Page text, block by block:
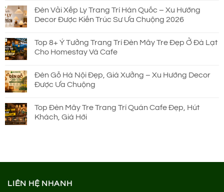
Đèn Vải Xếp Ly Trang Trí Hàn Quốc – Xu Hướng
Decor Được Kiến Trúc Sư Ưa Chuộng 2026
Top 8+ Ý Tưởng Trang Trí Đèn Mây Tre Đẹp Ở Đà Lạt
Cho Homestay Và Cafe
Đèn Gỗ Hà Nội Đẹp, Giá Xưởng – Xu Hướng Decor
Được Ưa Chuộng
Top Đèn Mây Tre Trang Trí Quán Cafe Đẹp, Hút
Khách, Giá Hời
LIÊN HỆ NHANH